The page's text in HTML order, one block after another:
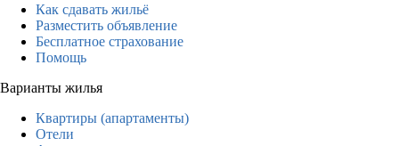
Как сдавать жильё
Разместить объявление
Бесплатное страхование
Помощь
Варианты жилья
Квартиры (апартаменты)
Отели